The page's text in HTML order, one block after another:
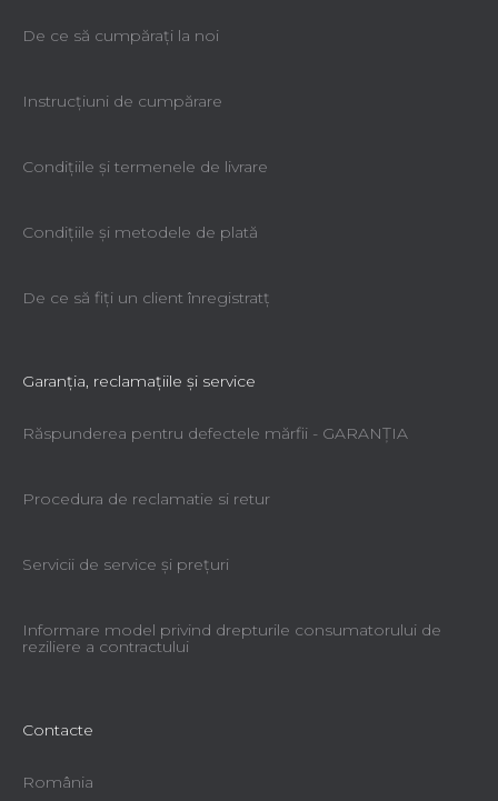
De ce să cumpăraţi la noi
Instrucțiuni de cumpărare
Condiţiile şi termenele de livrare
Condiţiile şi metodele de plată
De ce să fiţi un client înregistratţ
Garanţia, reclamaţiile şi service
Răspunderea pentru defectele mărfii - GARANŢIA
Procedura de reclamatie si retur
Servicii de service şi preţuri
Informare model privind drepturile consumatorului de
reziliere a contractului
Contacte
România